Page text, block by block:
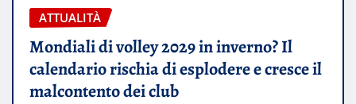
ATTUALITÀ
Mondiali di volley 2029 in inverno? Il
calendario rischia di esplodere e cresce il
malcontento dei club